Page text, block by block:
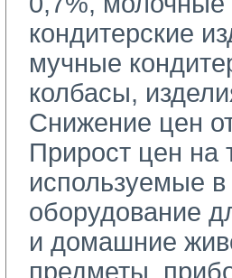
кондитерские
мучные
колбасы,
Снижение цен
Прирост цен на
используемые
оборудование
и домашние
предметы,